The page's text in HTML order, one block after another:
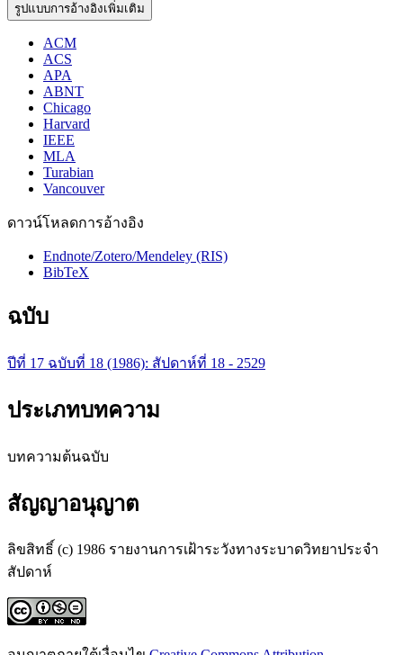
รูปแบบการอ้างอิงเพิ่มเติม
ACM
ACS
APA
ABNT
Chicago
Harvard
IEEE
MLA
Turabian
Vancouver
ดาวน์โหลดการอ้างอิง
Endnote/Zotero/Mendeley (RIS)
BibTeX
ฉบับ
ปีที่ 17 ฉบับที่ 18 (1986): สัปดาห์ที่ 18 - 2529
ประเภทบทความ
บทความต้นฉบับ
สัญญาอนุญาต
ลิขสิทธิ์ (c) 1986 รายงานการเฝ้าระวังทางระบาดวิทยาประจำ
สัปดาห์